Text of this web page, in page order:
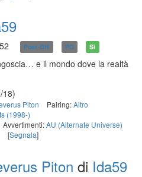
Post-DH PG Sì
e il mondo dove la realtà
18)
Piton Pairing:Altro
(1998-)
Avvertimenti:AU (Alternate Universe)
[Segnala]
Piton di Ida59